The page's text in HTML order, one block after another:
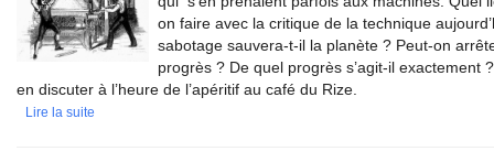
on faire avec la critique de la technique
sabotage sauvera-t-il la planète ? Peut-on
progrès ? De quel progrès s’agit-il exactement
en discuter à l’heure de l’apéritif au café du Rize.
Lire la suite